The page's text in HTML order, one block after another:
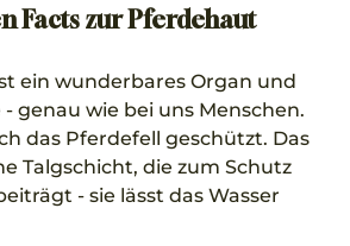
Facts zur Pferdehaut
ein wunderbares Organ und
genau wie bei uns Menschen.
das Pferdefell geschützt. Das
Talgschicht, die zum Schutz
- sie lässt das Wasser